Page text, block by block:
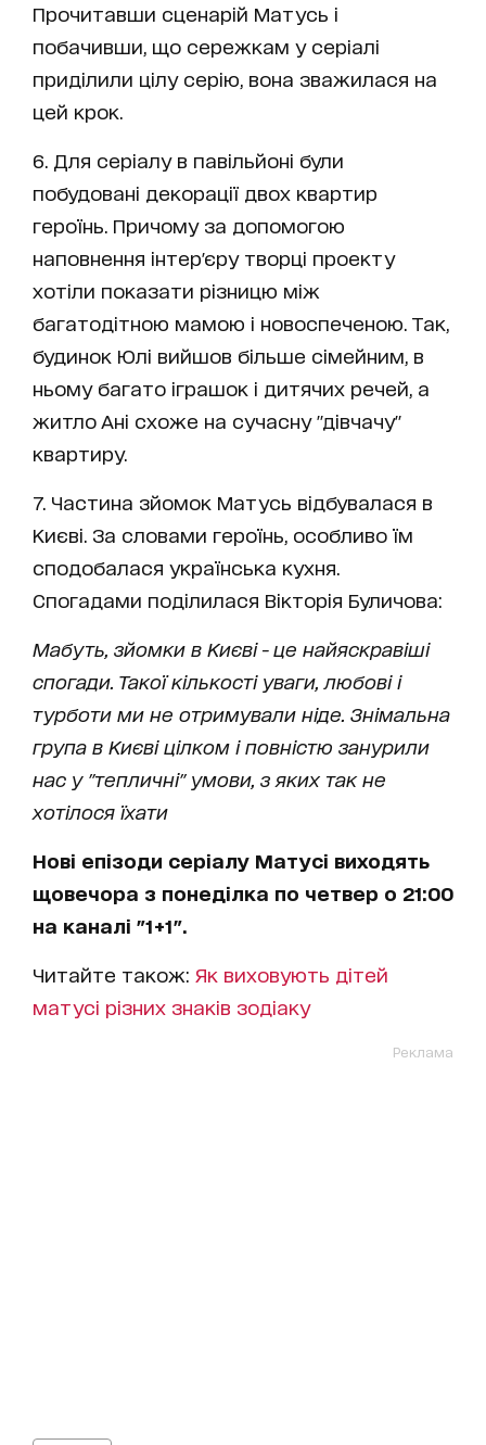
Прочитавши сценарій Матусь і
побачивши, що сережкам у серіалі
приділили цілу серію, вона зважилася на
цей крок.
6. Для серіалу в павільйоні були
побудовані декорації двох квартир
героїнь. Причому за допомогою
наповнення інтер'єру творці проекту
хотіли показати різницю між
багатодітною мамою і новоспеченою. Так,
будинок Юлі вийшов більше сімейним, в
ньому багато іграшок і дитячих речей, а
житло Ані схоже на сучасну "дівчачу"
квартиру.
7. Частина зйомок Матусь відбувалася в
Києві. За словами героїнь, особливо їм
сподобалася українська кухня.
Спогадами поділилася Вікторія Буличова:
Мабуть, зйомки в Києві - це найяскравіші
спогади. Такої кількості уваги, любові і
турботи ми не отримували ніде. Знімальна
група в Києві цілком і повністю занурили
нас у "тепличні" умови, з яких так не
хотілося їхати
Нові епізоди серіалу Матусі виходять
щовечора з понеділка по четвер о 21:00
на каналі "1+1".
Читайте також: Як виховують дітей
матусі різних знаків зодіаку
Реклама